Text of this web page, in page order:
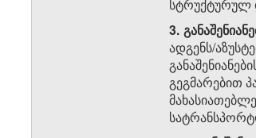
სტრუქტურულ
3.
ადგენს/
გეგმარებით